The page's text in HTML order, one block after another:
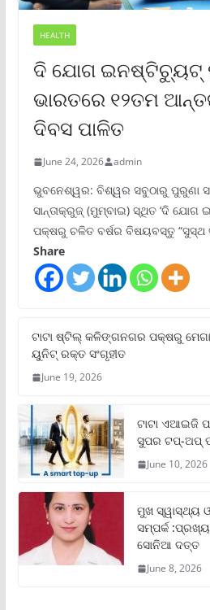
HEALTH
ଦି ଯୋଗ ଇନଷ୍ଟିଚ୍ୟୁଟ୍
ଭାରତରେ ୧୨ତମ
ଦିବସ ପାଳିତ
June 24, 2026 admin
ଭୁବନେଶ୍ୱର: ବିଶ୍ୱର ସବୁଠାରୁ ପୁରୁଣା
ସାନ୍ତାକ୍ରୁଜ୍ (ମୁମ୍ବାଇ) ସ୍ଥିତ ‘ଦି
ପକ୍ଷରୁ ଚଳିତ ବର୍ଷର ବିଷୟବସ୍ତୁ “ସୁସ୍ଥ
Share
ଟାଟା ଷ୍ଟିଲ୍‌ କଳିଙ୍ଗନଗର ପକ୍ଷରୁ
ୟୁନିଟ୍‌ ରକ୍ତ ସଂଗୃହୀତ
June 19, 2026
ଟାଟା ଏଆଇଜି
ସୁପର ଟପ୍‌-ଅପ୍
June 10, 2026
ମୁଖ ସ୍ୱାସ୍ଥ୍ୟ
ସମ୍ପର୍କ
ସୋନିଆ ଦତ୍ତ
June 8, 2026